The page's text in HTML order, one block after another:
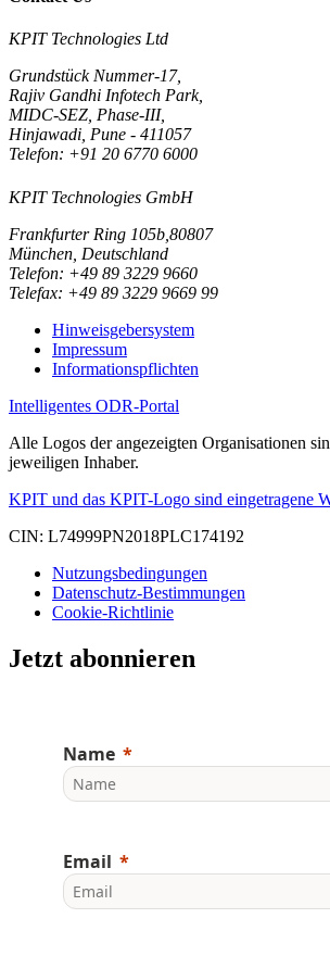
KPIT Technologies Ltd
Grundstück Nummer-17,
Rajiv Gandhi Infotech Park,
MIDC-SEZ, Phase-III,
Hinjawadi, Pune - 411057
Telefon: +91 20 6770 6000
KPIT Technologies GmbH
Frankfurter Ring 105b,80807
München, Deutschland
Telefon: +49 89 3229 9660
Telefax: +49 89 3229 9669 99
Hinweisgebersystem
Impressum
Informationspflichten
Intelligentes ODR-Portal
Alle Logos der angezeigten Organisationen
jeweiligen Inhaber.
KPIT und das KPIT-Logo sind eingetragene
CIN: L74999PN2018PLC174192
Nutzungsbedingungen
Datenschutz-Bestimmungen
Cookie-Richtlinie
Jetzt abonnieren
Name
Email